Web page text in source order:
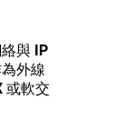
與 IP
外線
或軟交